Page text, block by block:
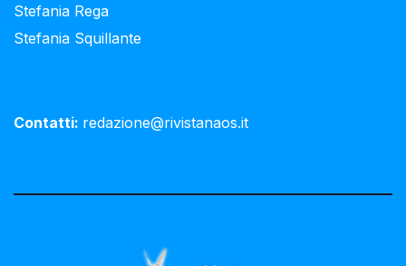
Stefania Rega
Stefania Squillante
Contatti: redazione@rivistanaos.it